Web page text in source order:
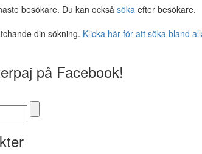
besökare. Du kan också söka efter besökare.
din sökning. Klicka här för att söka bland
på Facebook!